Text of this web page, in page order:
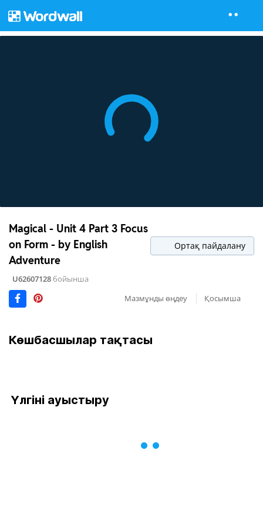
Magical - Unit 4 Part 3 Focus
on Form - by English
Adventure
Ортақ пайдалану
U62607128бойынша
Мазмұнды өңдеу
Қосымша
Көшбасшылар тақтасы
Үлгіні ауыстыру